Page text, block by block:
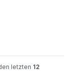
letzten 12